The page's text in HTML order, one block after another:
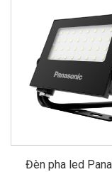
Đèn pha led